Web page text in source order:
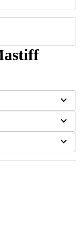
expand_more
expand_more
expand_more